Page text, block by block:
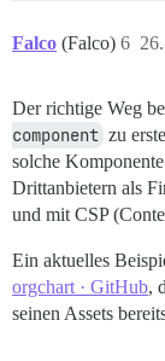
Falco (Falco) 6
Der richtige Weg
component zu
solche
Drittanbietern als
und mit CSP
Ein aktuelles
orgchart · GitHub,
seinen Assets